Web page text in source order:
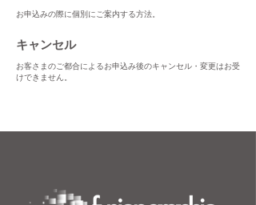
お申込みの際に個別にご案内する方法。
キャンセル
お客さまのご都合によるお申込み後のキャンセル・変更はお受
けできません。